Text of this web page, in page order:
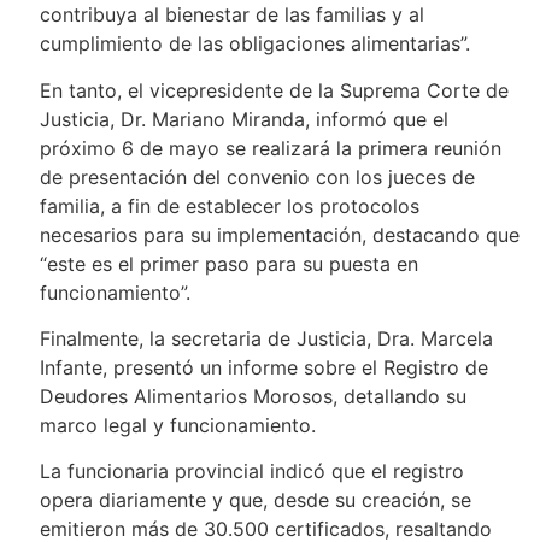
contribuya al bienestar de las familias y al
cumplimiento de las obligaciones alimentarias”.
En tanto, el vicepresidente de la Suprema Corte de
Justicia, Dr. Mariano Miranda, informó que el
próximo 6 de mayo se realizará la primera reunión
de presentación del convenio con los jueces de
familia, a fin de establecer los protocolos
necesarios para su implementación, destacando que
“este es el primer paso para su puesta en
funcionamiento”.
Finalmente, la secretaria de Justicia, Dra. Marcela
Infante, presentó un informe sobre el Registro de
Deudores Alimentarios Morosos, detallando su
marco legal y funcionamiento.
La funcionaria provincial indicó que el registro
opera diariamente y que, desde su creación, se
emitieron más de 30.500 certificados, resaltando